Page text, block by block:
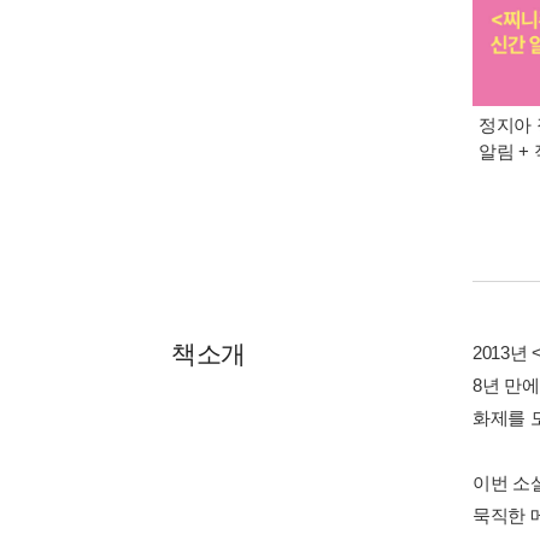
정지아
알림 +
책소개
2013년
8년 만
화제를
이번 소
묵직한